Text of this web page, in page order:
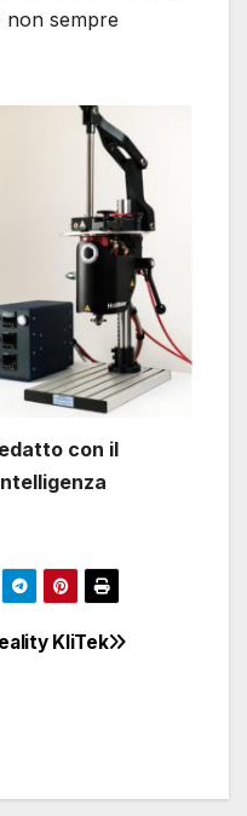
non sempre
con il
KliTek